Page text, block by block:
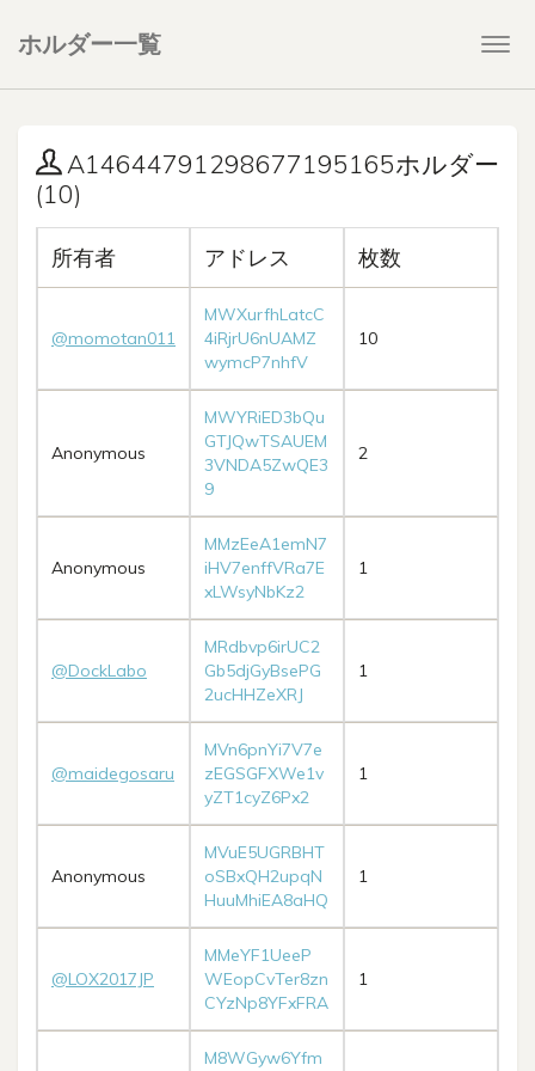
ホルダー一覧
A14644791298677195165ホルダー
(10)
所有者 アドレス 枚数
@momotan011
MWXurfhLatcC
4iRjrU6nUAMZ
wymcP7nhfV
10
Anonymous
MWYRiED3bQu
GTJQwTSAUEM
3VNDA5ZwQE3
9
2
Anonymous
MMzEeA1emN7
iHV7enffVRa7E
xLWsyNbKz2
1
@DockLabo
MRdbvp6irUC2
Gb5djGyBsePG
2ucHHZeXRJ
1
@maidegosaru
MVn6pnYi7V7e
zEGSGFXWe1v
yZT1cyZ6Px2
1
Anonymous
MVuE5UGRBHT
oSBxQH2upqN
HuuMhiEA8aHQ
1
@LOX2017JP
MMeYF1UeeP
WEopCvTer8zn
CYzNp8YFxFRA
1
M8WGyw6Yfm